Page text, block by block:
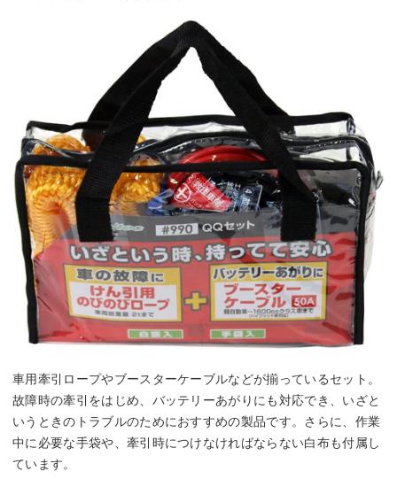
車用牽引ロープやブースターケーブルなどが揃っているセット。
故障時の牽引をはじめ、バッテリーあがりにも対応でき、いざと
いうときのトラブルのためにおすすめの製品です。さらに、作業
中に必要な手袋や、牽引時につけなければならない白布も付属し
ています。